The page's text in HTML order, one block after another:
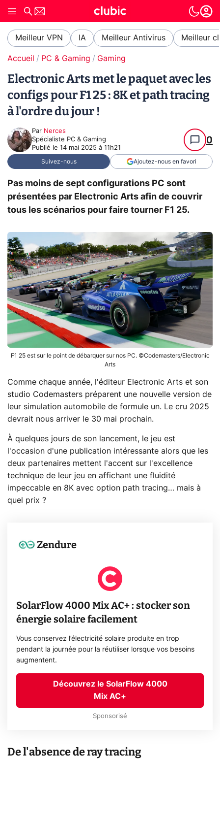
Meilleur VPN IA Meilleur Antivirus Meilleur
Accueil PC & Gaming Gaming
Electronic Arts met le paquet avec les
configs pour F1 25 : 8K et path tracing
à l'ordre du jour !
Par Nerces
Spécialiste PC & Gaming
Publié le 14 mai 2025 à 11h21
0
Suivez-nous Ajoutez-nous en favori
Pas moins de sept configurations PC sont
présentées par Electronic Arts afin de couvrir
tous les scénarios pour faire tourner F1 25.
F1 25 est sur le point de débarquer sur nos PC. ©Codemasters/Electronic
Arts
Comme chaque année, l'éditeur Electronic Arts et son
studio Codemasters préparent une nouvelle version de
leur simulation automobile de formule un. Le cru 2025
devrait nous arriver le 30 mai prochain.
À quelques jours de son lancement, le jeu est
l'occasion d'une publication intéressante alors que les
deux partenaires mettent l'accent sur l'excellence
technique de leur jeu en affichant une fluidité
impeccable en 8K avec option path tracing… mais à
quel prix ?
Zendure
SolarFlow 4000 Mix AC+ : stocker son
énergie solaire facilement
Vous conservez l’électricité solaire produite en trop
pendant la journée pour la réutiliser lorsque vos besoins
augmentent.
Découvrez le SolarFlow 4000
Mix AC+
Sponsorisé
De l'absence de ray tracing